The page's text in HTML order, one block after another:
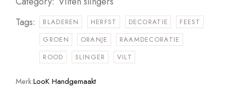
Tags:
BLADEREN HERFST DECORATIE
FEEST
GROEN
ORANJE
RAAMDECORATIE
ROOD
SLINGER VILT
Merk:LooK Handgemaakt